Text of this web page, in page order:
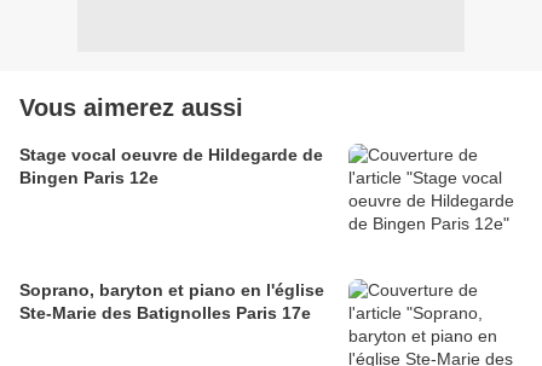
Vous aimerez aussi
Stage vocal oeuvre de Hildegarde de
Bingen Paris 12e
Soprano, baryton et piano en l'église
Ste-Marie des Batignolles Paris 17e